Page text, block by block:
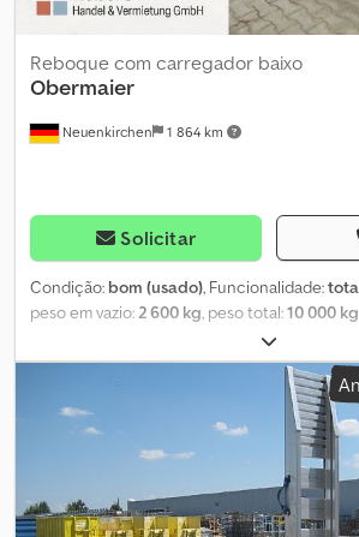
Neuenkirchen 1 864 km
Reboque com carregador baixo
Obermaier
Solicitar
Condição: bom (usado), Funcionalidade:
peso em vazio:2 600 kg, peso total:10 000 kg
1995
de reboque, engate de reboque ajustável
Sdlopfx Afdjha Visitas podem ser
mediante acordo prévio em nossa área
Schüttorf.